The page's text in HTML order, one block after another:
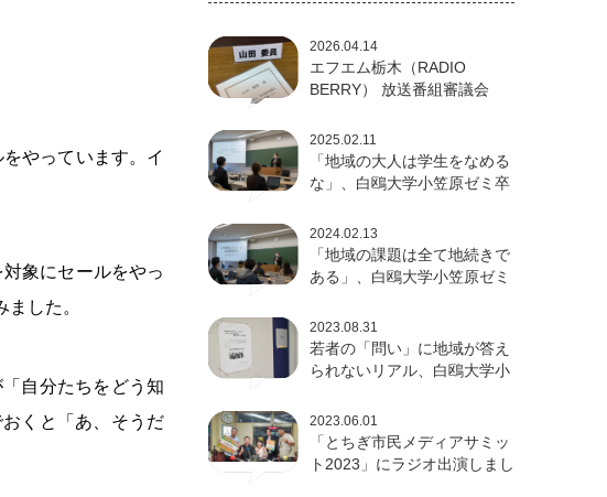
やっています。イ
象にセールをやっ
した。
自分たちをどう知
くと「あ、そうだ
2026.04.14
エフエム栃木（RADIO
BERRY） 放送番組審議会
2025.02.11
「地域の大人は学生をなめる
な」、白鴎大学小笠原ゼミ卒
2024.02.13
「地域の課題は全て地続きで
ある」、白鴎大学小笠原ゼミ
2023.08.31
若者の「問い」に地域が答え
られないリアル、白鴎大学小
2023.06.01
「とちぎ市民メディアサミッ
ト2023」にラジオ出演しまし